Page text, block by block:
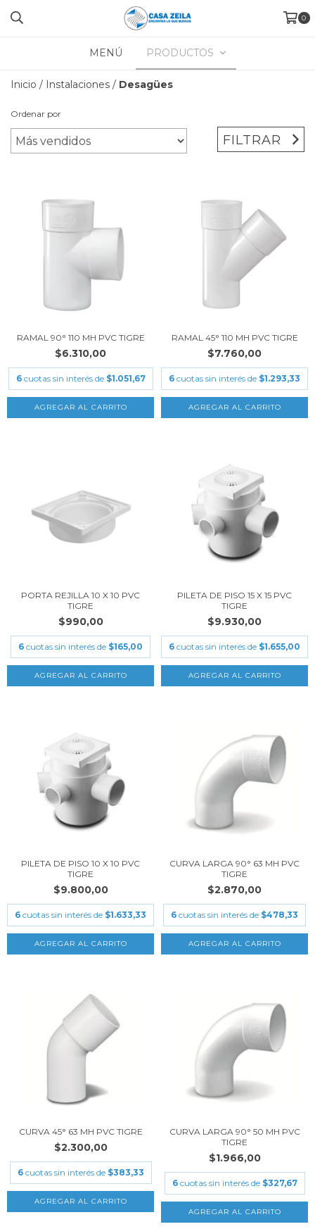
0
MENÚ PRODUCTOS
Inicio / Instalaciones / Desagües
Ordenar por
FILTRAR
RAMAL 90° 110 MH PVC TIGRE
$6.310,00
6 cuotas sin interés de $1.051,67
RAMAL 45° 110 MH PVC TIGRE
$7.760,00
6 cuotas sin interés de $1.293,33
PORTA REJILLA 10 X 10 PVC
TIGRE
$990,00
6 cuotas sin interés de $165,00
PILETA DE PISO 15 X 15 PVC
TIGRE
$9.930,00
6 cuotas sin interés de $1.655,00
PILETA DE PISO 10 X 10 PVC
TIGRE
$9.800,00
6 cuotas sin interés de $1.633,33
CURVA LARGA 90° 63 MH PVC
TIGRE
$2.870,00
6 cuotas sin interés de $478,33
CURVA 45° 63 MH PVC TIGRE
$2.300,00
6 cuotas sin interés de $383,33
CURVA LARGA 90° 50 MH PVC
TIGRE
$1.966,00
6 cuotas sin interés de $327,67